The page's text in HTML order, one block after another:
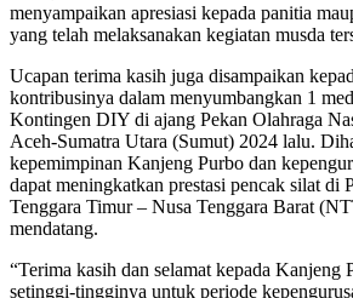
menyampaikan apresiasi kepada panitia
yang telah melaksanakan kegiatan musda
Ucapan terima kasih juga disampaikan
kontribusinya dalam menyumbangkan 1
Kontingen DIY di ajang Pekan Olahraga
Aceh-Sumatra Utara (Sumut) 2024 lalu.
kepemimpinan Kanjeng Purbo dan
dapat meningkatkan prestasi pencak silat
Tenggara Timur – Nusa Tenggara Barat
mendatang.
“Terima kasih dan selamat kepada Kanjeng
setinggi-tingginya untuk periode